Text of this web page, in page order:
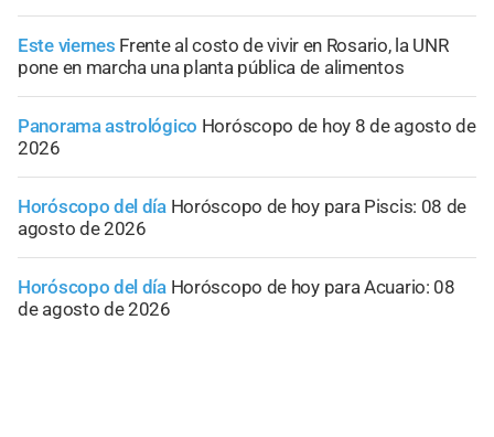
Este viernes Frente al costo de vivir en Rosario, la UNR
pone en marcha una planta pública de alimentos
Panorama astrológico Horóscopo de hoy 8 de agosto de
2026
Horóscopo del día Horóscopo de hoy para Piscis: 08 de
agosto de 2026
Horóscopo del día Horóscopo de hoy para Acuario: 08
de agosto de 2026